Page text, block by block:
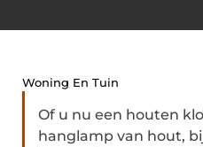
Woning En Tuin
Of u nu een houten
hanglamp van hout,